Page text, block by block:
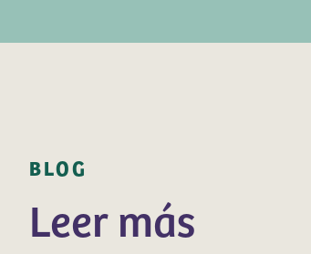
BLOG
Leer más